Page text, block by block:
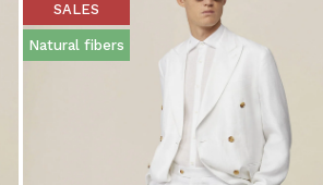
SALES
Natural fibers